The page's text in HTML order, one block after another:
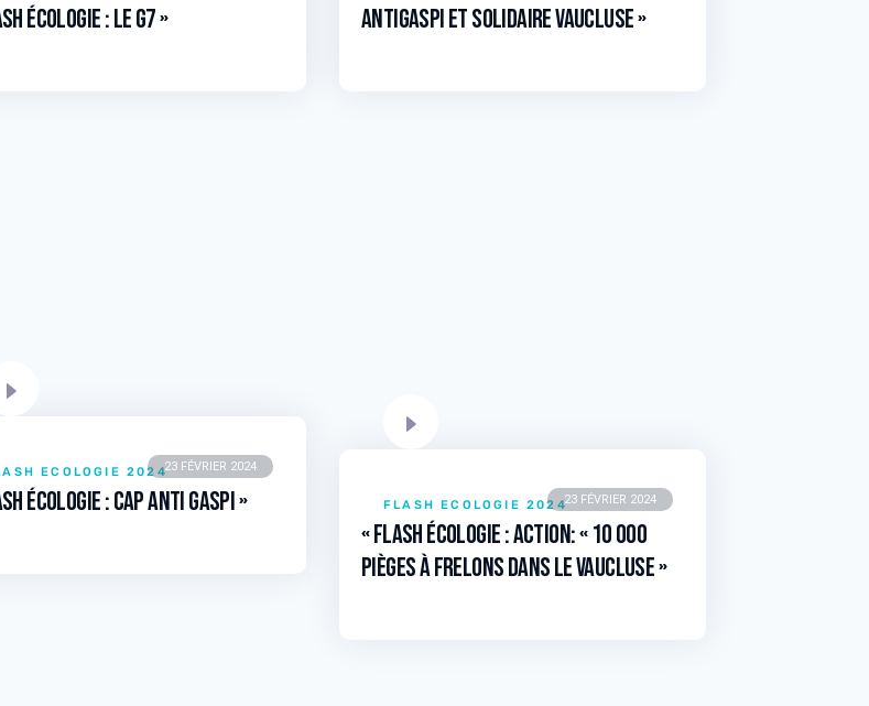
Antigaspi et Solidaire Vaucluse »
écologie : Le G7 »
23 FÉVRIER 2024
ECOLOGIE 2024
écologie : Cap anti gaspi » 23 FÉVRIER 2024
FLASH ECOLOGIE 2024
« Flash écologie : Action: « 10 000
pièges à frelons dans le Vaucluse »